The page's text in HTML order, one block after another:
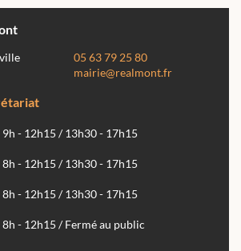
05 63 79 25 80
mairie@realmont.fr
9h - 12h15 / 13h30 - 17h15
8h - 12h15 / 13h30 - 17h15
8h - 12h15 / 13h30 - 17h15
8h - 12h15 / Fermé au public